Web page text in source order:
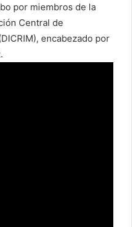
por miembros de la
Central de
encabezado por